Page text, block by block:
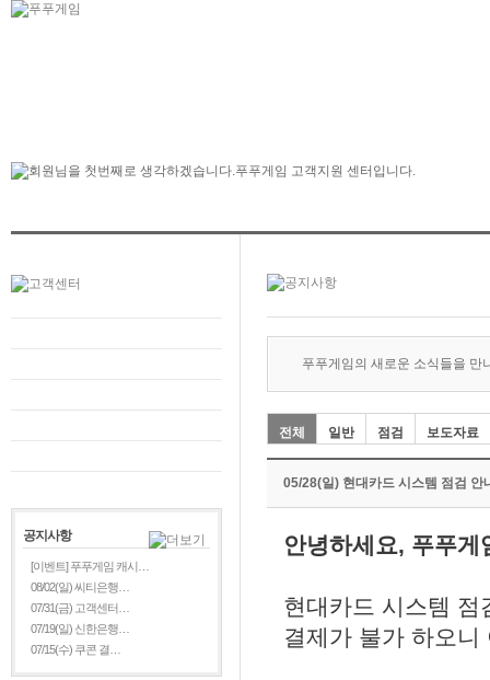
공지사항
[이벤트] 푸푸게임 캐시…
08/02(일) 씨티은행…
07/31(금) 고객센터…
07/19(일) 신한은행…
07/15(수) 쿠콘 결…
푸푸게임의 새로운 소식들을 만
전체 일반 점검 보도자료
05/28(일) 현대카드 시스템 점검 안
안녕하세요, 푸푸게
현대카드 시스템
결제가 불가 하오